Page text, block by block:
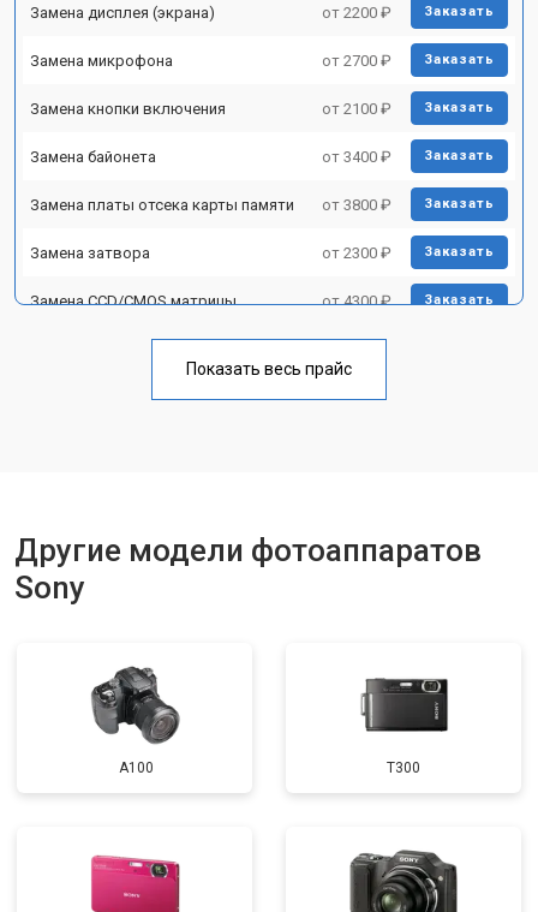
Замена дисплея (экрана) от 2200 ₽ Заказать
Замена микрофона от 2700 ₽ Заказать
Замена кнопки включения от 2100 ₽ Заказать
Замена байонета от 3400 ₽ Заказать
Замена платы отсека карты памяти от 3800 ₽ Заказать
Замена затвора от 2300 ₽ Заказать
Замена CCD/CMOS матрицы от 4300 ₽ Заказать
Чистка матрицы от 3100 ₽
Показать весь прайс
Другие модели фотоаппаратов
Sony
A100 T300